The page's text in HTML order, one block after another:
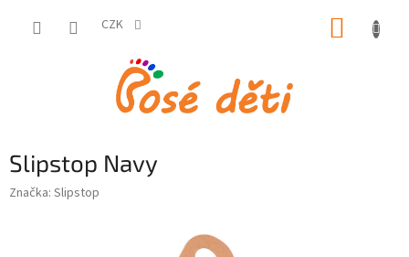
CZK
Slipstop Navy
Značka: Slipstop